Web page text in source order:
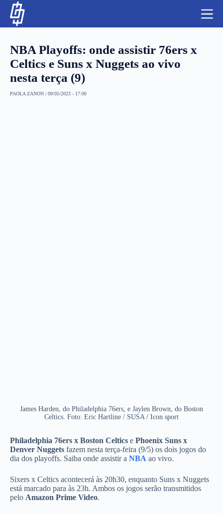
NBA Playoffs: onde assistir 76ers x
Celtics e Suns x Nuggets ao vivo
nesta terça (9)
PAOLA ZANON | 09/05/2023 - 17:00
James Harden, do Philadelphia 76ers, e Jaylen Brown, do Boston
Celtics. Foto: Eric Hartline / SUSA / Icon sport
Philadelphia 76ers x Boston Celtics e Phoenix Suns x
Denver Nuggets fazem nesta terça-feira (9/5) os dois jogos do
dia dos playoffs. Saiba onde assistir a NBA ao vivo.
Sixers x Celtics acontecerá às 20h30, enquanto Suns x Nuggets
está marcado para às 23h. Ambos os jogos serão transmitidos
pelo Amazon Prime Video.